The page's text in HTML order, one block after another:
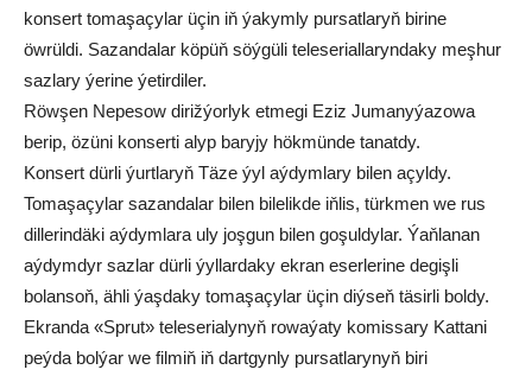
konsert tomaşaçylar üçin iň ýakymly pursatlaryň birine
öwrüldi. Sazandalar köpüň söýgüli teleseriallaryndaky meşhur
sazlary ýerine ýetirdiler.
Röwşen Nepesow dirižýorlyk etmegi Eziz Jumanyýazowa
berip, özüni konserti alyp baryjy hökmünde tanatdy.
Konsert dürli ýurtlaryň Täze ýyl aýdymlary bilen açyldy.
Tomaşaçylar sazandalar bilen bilelikde iňlis, türkmen we rus
dillerindäki aýdymlara uly joşgun bilen goşuldylar. Ýaňlanan
aýdymdyr sazlar dürli ýyllardaky ekran eserlerine degişli
bolansoň, ähli ýaşdaky tomaşaçylar üçin diýseň täsirli boldy.
Ekranda «Sprut» teleserialynyň rowaýaty komissary Kattani
peýda bolýar we filmiň iň dartgynly pursatlarynyň biri